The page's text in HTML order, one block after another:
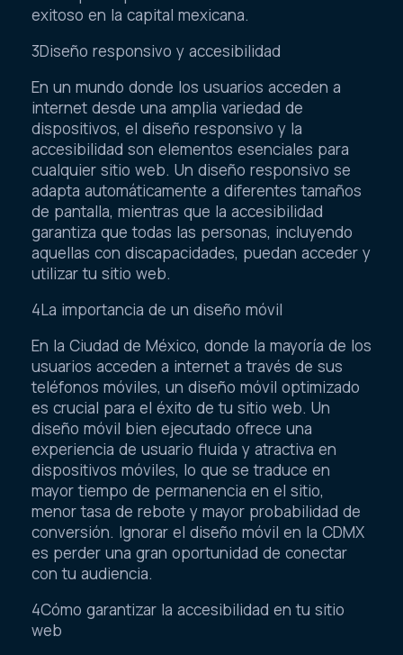
exitoso en la capital mexicana.
3Diseño responsivo y accesibilidad
En un mundo donde los usuarios acceden a
internet desde una amplia variedad de
dispositivos, el diseño responsivo y la
accesibilidad son elementos esenciales para
cualquier sitio web. Un diseño responsivo se
adapta automáticamente a diferentes tamaños
de pantalla, mientras que la accesibilidad
garantiza que todas las personas, incluyendo
aquellas con discapacidades, puedan acceder y
utilizar tu sitio web.
4La importancia de un diseño móvil
En la Ciudad de México, donde la mayoría de los
usuarios acceden a internet a través de sus
teléfonos móviles, un diseño móvil optimizado
es crucial para el éxito de tu sitio web. Un
diseño móvil bien ejecutado ofrece una
experiencia de usuario fluida y atractiva en
dispositivos móviles, lo que se traduce en
mayor tiempo de permanencia en el sitio,
menor tasa de rebote y mayor probabilidad de
conversión. Ignorar el diseño móvil en la CDMX
es perder una gran oportunidad de conectar
con tu audiencia.
4Cómo garantizar la accesibilidad en tu sitio
web